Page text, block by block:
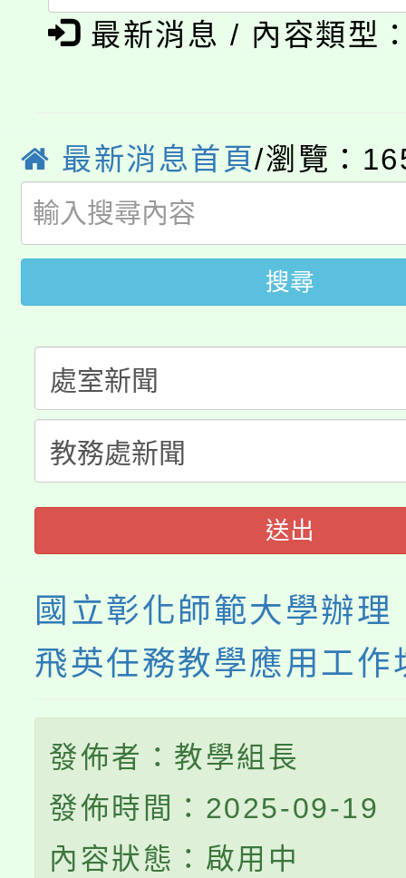
程
「本色祭」8/29、30在
局官網。
8月14至27日，桃園電
開!
115年桃園市運動會8/
田徑場及游泳池舉行。
桃園市低收入戶享有免
視費優惠，中低收入戶
半價優惠，詳情可洽有
者。
大園自造教育及科技
份教師增能研習
大溪自造教育及科技中
份教師研習
淨零綠生活教案入校路
會
115年食農教育專業人
程
最新消息 / 內容類型
最新消息首頁/瀏覽：
搜尋
送出
國立彰化師範大學辦
飛英任務教學應用工作
發佈者：教學組長
發佈時間：2025-09-19
內容狀態：啟用中